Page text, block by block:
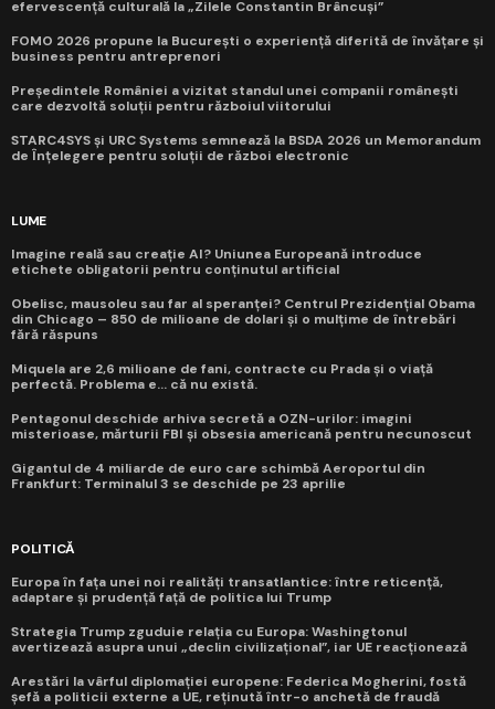
efervescență culturală la „Zilele Constantin Brâncuși”
FOMO 2026 propune la București o experiență diferită de învățare și
business pentru antreprenori
Președintele României a vizitat standul unei companii românești
care dezvoltă soluții pentru războiul viitorului
STARC4SYS și URC Systems semnează la BSDA 2026 un Memorandum
de Înțelegere pentru soluții de război electronic
LUME
Imagine reală sau creație AI? Uniunea Europeană introduce
etichete obligatorii pentru conținutul artificial
Obelisc, mausoleu sau far al speranței? Centrul Prezidențial Obama
din Chicago – 850 de milioane de dolari și o mulțime de întrebări
fără răspuns
Miquela are 2,6 milioane de fani, contracte cu Prada și o viață
perfectă. Problema e... că nu există.
Pentagonul deschide arhiva secretă a OZN-urilor: imagini
misterioase, mărturii FBI și obsesia americană pentru necunoscut
Gigantul de 4 miliarde de euro care schimbă Aeroportul din
Frankfurt: Terminalul 3 se deschide pe 23 aprilie
POLITICĂ
Europa în fața unei noi realități transatlantice: între reticență,
adaptare și prudență față de politica lui Trump
Strategia Trump zguduie relația cu Europa: Washingtonul
avertizează asupra unui „declin civilizațional”, iar UE reacționează
Arestări la vârful diplomației europene: Federica Mogherini, fostă
șefă a politicii externe a UE, reținută într-o anchetă de fraudă